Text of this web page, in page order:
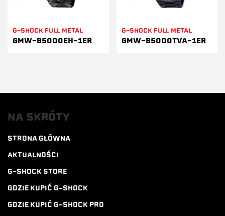
G-SHOCK FULL METAL
GMW-B5000EH-1ER
G-SHOCK FULL METAL
GMW-B5000TVA-1ER
NA SKRÓTY
STRONA GŁÓWNA
AKTUALNOŚCI
G-SHOCK STORE
GDZIE KUPIĆ G-SHOCK
GDZIE KUPIĆ G-SHOCK PRO